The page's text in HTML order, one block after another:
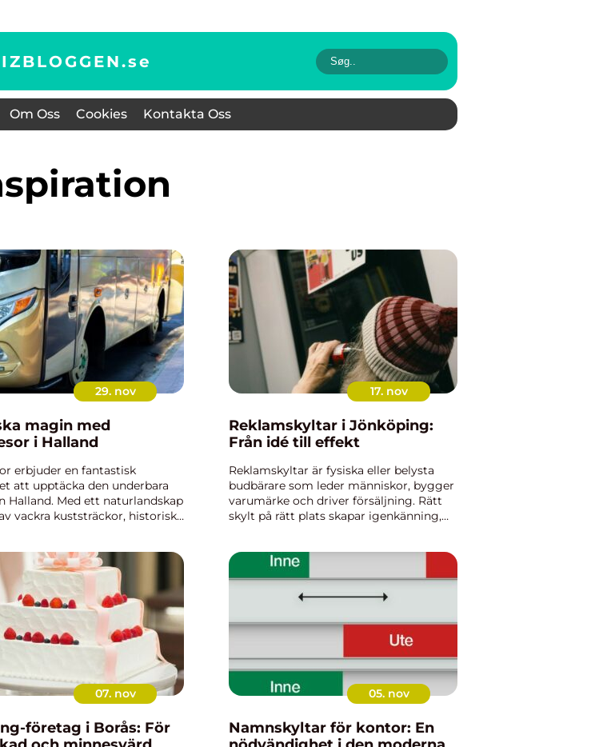
se
Om Oss Cookies Kontakta Oss
29. nov
magin med
i Halland
erbjuder en fantastisk
att upptäcka den underbara
Halland. Med ett naturlandskap
vackra kuststräckor, historiska
17. nov
Reklamskyltar i Jönköping:
Från idé till effekt
Reklamskyltar är fysiska eller belysta
budbärare som leder människor, bygger
varumärke och driver försäljning. Rätt
skylt på rätt plats skapar igenkänning,
07. nov
företag i Borås: För
05. nov
Namnskyltar för kontor: En